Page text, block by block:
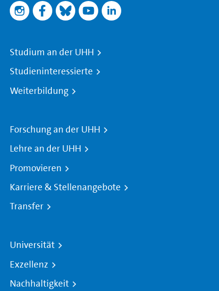
Studium an der UHH
Studieninteressierte
Weiterbildung
Forschung an der UHH
Lehre an der UHH
Promovieren
Karriere & Stellenangebote
Transfer
Universität
Exzellenz
Nachhaltigkeit